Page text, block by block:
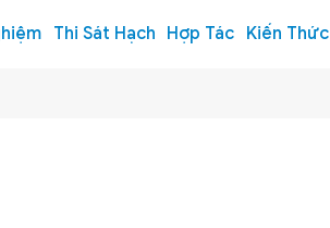
Thi Sát Hạch Hợp Tác Kiến Thức